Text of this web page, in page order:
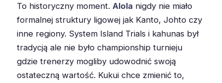
To historyczny moment. Alola nigdy nie miało
formalnej struktury ligowej jak Kanto, Johto czy
inne regiony. System Island Trials i kahunas był
tradycją ale nie było championship turnieju
gdzie trenerzy mogliby udowodnić swoją
ostateczną wartość. Kukui chce zmienić to,